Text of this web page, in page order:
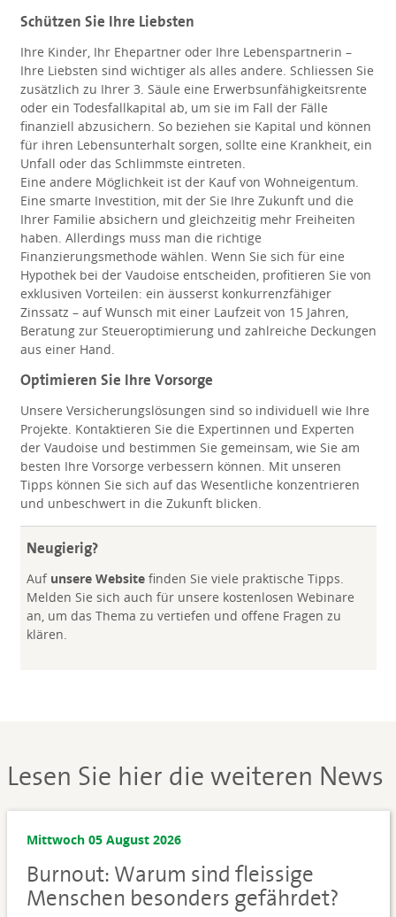
Schützen Sie Ihre Liebsten
Ihre Kinder, Ihr Ehepartner oder Ihre Lebenspartnerin –
Ihre Liebsten sind wichtiger als alles andere. Schliessen Sie
zusätzlich zu Ihrer 3. Säule eine Erwerbsunfähigkeitsrente
oder ein Todesfallkapital ab, um sie im Fall der Fälle
finanziell abzusichern. So beziehen sie Kapital und können
für ihren Lebensunterhalt sorgen, sollte eine Krankheit, ein
Unfall oder das Schlimmste eintreten.
Eine andere Möglichkeit ist der Kauf von Wohneigentum.
Eine smarte Investition, mit der Sie Ihre Zukunft und die
Ihrer Familie absichern und gleichzeitig mehr Freiheiten
haben. Allerdings muss man die richtige
Finanzierungsmethode wählen. Wenn Sie sich für eine
Hypothek bei der Vaudoise entscheiden, profitieren Sie von
exklusiven Vorteilen: ein äusserst konkurrenzfähiger
Zinssatz – auf Wunsch mit einer Laufzeit von 15 Jahren,
Beratung zur Steueroptimierung und zahlreiche Deckungen
aus einer Hand.
Optimieren Sie Ihre Vorsorge
Unsere Versicherungslösungen sind so individuell wie Ihre
Projekte. Kontaktieren Sie die Expertinnen und Experten
der Vaudoise und bestimmen Sie gemeinsam, wie Sie am
besten Ihre Vorsorge verbessern können. Mit unseren
Tipps können Sie sich auf das Wesentliche konzentrieren
und unbeschwert in die Zukunft blicken.
Neugierig?
Auf unsere Website finden Sie viele praktische Tipps.
Melden Sie sich auch für unsere kostenlosen Webinare
an, um das Thema zu vertiefen und offene Fragen zu
klären.
Lesen Sie hier die weiteren News
Mittwoch 05 August 2026
Burnout: Warum sind fleissige
Menschen besonders gefährdet?